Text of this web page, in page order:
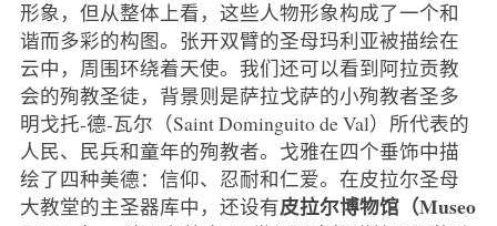
形象，但从整体上看，这些人物形象构成了一个和
谐而多彩的构图。张开双臂的圣母玛利亚被描绘在
云中，周围环绕着天使。我们还可以看到阿拉贡教
会的殉教圣徒，背景则是萨拉戈萨的小殉教者圣多
明戈托-德-瓦尔（Saint Dominguito de Val）所代表的
人民、民兵和童年的殉教者。戈雅在四个垂饰中描
绘了四种美德：信仰、忍耐和仁爱。在皮拉尔圣母
大教堂的主圣器库中，还设有皮拉尔博物馆（Museo